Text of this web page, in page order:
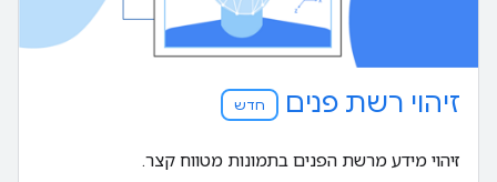
זיהוי רשת פנים חדש
זיהוי מידע מרשת הפנים בתמונות מטווח קצר.